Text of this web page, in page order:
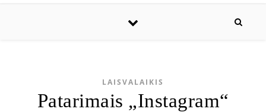
LAISVALAIKIS
Patarimais „Instagram“